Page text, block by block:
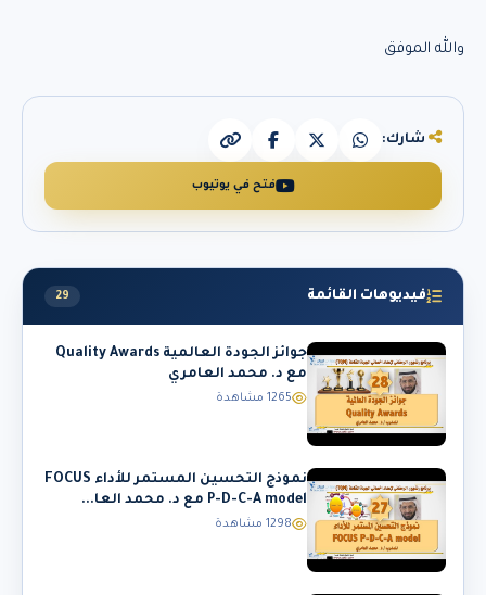
والله الموفق
شارك:
فتح في يوتيوب
فيديوهات القائمة 29
جوائز الجودة العالمية Quality Awards
مع د. محمد العامري
1265 مشاهدة
نموذج التحسين المستمر للأداء FOCUS
P-D-C-A model مع د. محمد العا...
1298 مشاهدة